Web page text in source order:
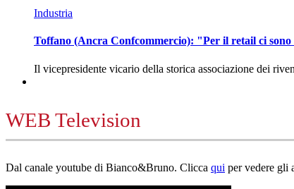
Industria
Toffano (Ancra Confcommercio): "Per il retail ci
Il vicepresidente vicario della storica associazione dei
WEB Television
Dal canale youtube di Bianco&Bruno. Clicca qui per vedere gli